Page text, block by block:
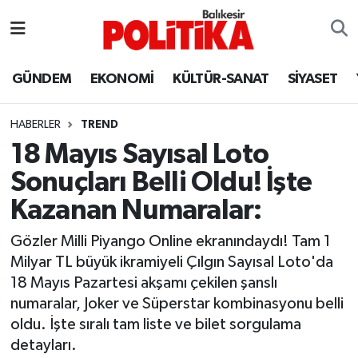
GÜNDEM EKONOMİ KÜLTÜR-SANAT SİYASET
HABERLER TREND
18 Mayıs Sayısal Loto
Sonuçları Belli Oldu! İşte
Kazanan Numaralar:
Gözler Milli Piyango Online ekranındaydı! Tam 1
Milyar TL büyük ikramiyeli Çılgın Sayısal Loto'da
18 Mayıs Pazartesi akşamı çekilen şanslı
numaralar, Joker ve Süperstar kombinasyonu belli
oldu. İşte sıralı tam liste ve bilet sorgulama
detayları.
Ayvalık
Balya
Bandırma
Bigadiç
BİYOGRAFİLER
Burhaniye
ÇEVRE
Balıkesir Hava Durumu
Balıkesir Namaz Vakitleri
Balıkesir Trafik Yoğunluk Haritası
Süper Lig Puan Durumu ve Fikstür
Tüm Manşetler
Son Dakika Haberleri
Haber Arşivi